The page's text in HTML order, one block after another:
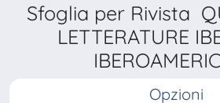
Sfoglia per Rivista
LETTERATURE
Opzioni